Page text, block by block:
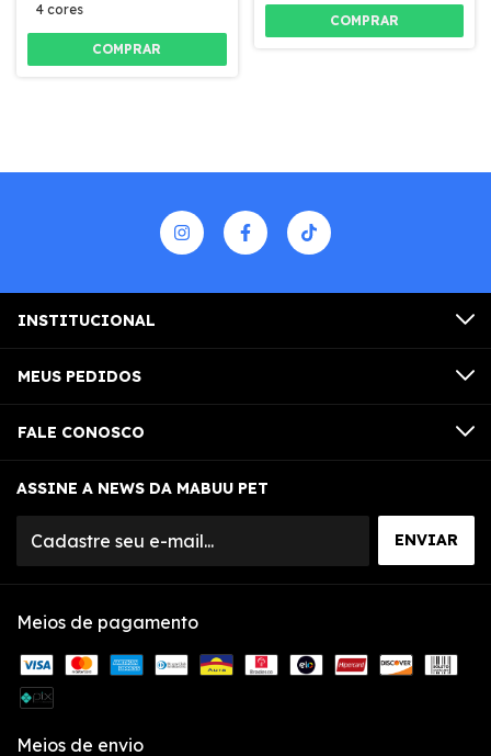
4 cores
COMPRAR
COMPRAR
INSTITUCIONAL
MEUS PEDIDOS
FALE CONOSCO
ASSINE A NEWS DA MABUU PET
Meios de pagamento
Meios de envio